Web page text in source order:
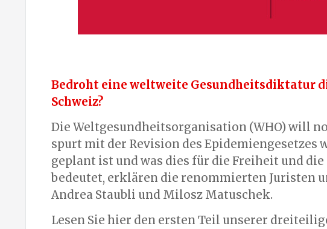
Bedroht eine weltweite Gesundheitsdiktatur
Schweiz?
Die Weltgesundheitsorganisation (WHO) will
spurt mit der Revision des Epidemiengesetzes
geplant ist und was dies für die Freiheit und
bedeutet, erklären die renommierten Juristen
Andrea Staubli und Milosz Matuschek.
Lesen Sie hier den ersten Teil unserer